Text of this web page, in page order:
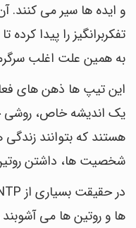
و ایده ها سیر می کنند.
تفکربرانگیز را پیدا
به همین علت اغلب
این تیپ ها ذهن های
یک اندیشه خاص، روشی
هستند که بتوانند
شخصیت ها، داشتن
ها و روتین ها می